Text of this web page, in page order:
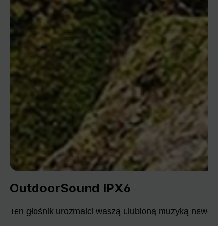
OutdoorSound IPX6
Ten głośnik urozmaici waszą ulubioną muzyką